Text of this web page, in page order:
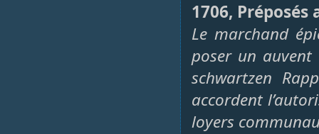
1706,
Le marchand
poser un
schwartzen
accordent
loyers